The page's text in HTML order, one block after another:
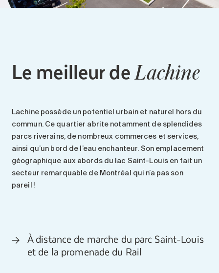
Entretien
Courte durée
Nos résidences
Emplois
À propos
Nouvelles
FAQ
Lemeilleur deLachine
Lachinepossède un potentiel urbain et naturel
hors du
commun. Ce quartier abrite notamment de splendides
parcs riverains, de nombreux commerces et services,
ainsi qu’un bord de l’eau enchanteur. Son emplacement
géographique aux abords du lac Saint-Louis en fait un
secteur remarquable de Montréal qui n’a pas son
pareil !
À distance de marche du parc Saint-Louis
et de la promenade du Rail